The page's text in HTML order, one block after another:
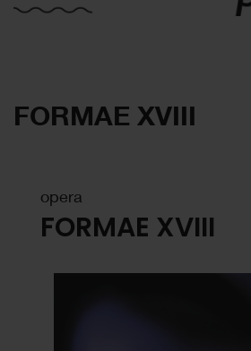
FORMAE XVIII
opera
FORMAE XVIII